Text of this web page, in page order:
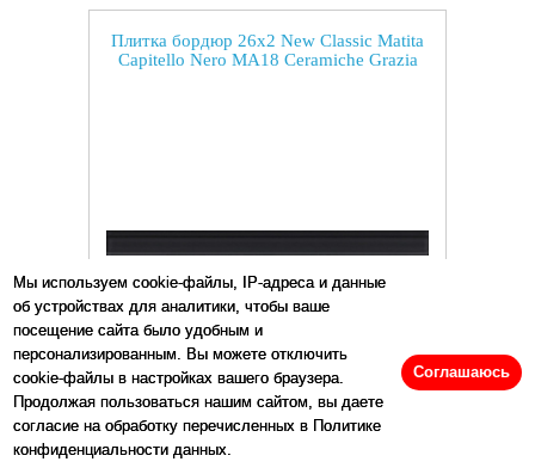
Мы используем cookie-файлы, IP-адреса и данные
об устройствах для аналитики, чтобы ваше
посещение сайта было удобным и
персонализированным. Вы можете отключить
cookie-файлы в настройках вашего браузера.
Продолжая пользоваться нашим сайтом, вы даете
согласие на обработку перечисленных в Политике
конфиденциальности данных.
Соглашаюсь
Плитка бордюр 26x2 New Classic Matita
Capitello Nero MA18 Ceramiche Grazia
Размеры:2x26см
Цена: